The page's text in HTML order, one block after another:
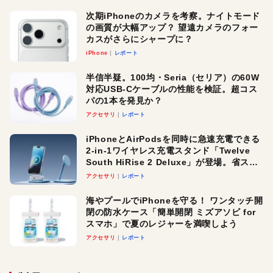
次期iPhoneのカメラを考察。ナイトモード
の画質が大幅アップ？ 望遠カメラのフォー
カスがさらにシャープに？
iPhone レポート
半信半疑。100均・Seria（セリア）の60W
対応USB-Cケーブルの性能を検証。超コス
パの1本を発見か？
アクセサリ レポート
iPhoneとAirPodsを同時に急速充電できる
2-in-1ワイヤレス充電スタンド「Twelve
South HiRise 2 Deluxe」が登場。省スペ
ースでおしゃれに充電したい人にオスス
アクセサリ レポート
海やプールでiPhoneを守る！ ワンタッチ開
閉の防水ケース「簡単開閉 ミズアソビ for
スマホ」で夏のレジャーを満喫しよう
アクセサリ レポート